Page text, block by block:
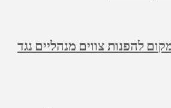
להפנות צווים מנהליים נגד